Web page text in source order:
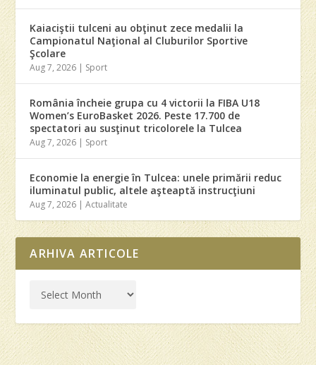
Kaiaciştii tulceni au obţinut zece medalii la
Campionatul Naţional al Cluburilor Sportive
Şcolare
Aug 7, 2026 | Sport
România încheie grupa cu 4 victorii la FIBA U18
Women’s EuroBasket 2026. Peste 17.700 de
spectatori au susţinut tricolorele la Tulcea
Aug 7, 2026 | Sport
Economie la energie în Tulcea: unele primării reduc
iluminatul public, altele aşteaptă instrucţiuni
Aug 7, 2026 |Actualitate
ARHIVA ARTICOLE